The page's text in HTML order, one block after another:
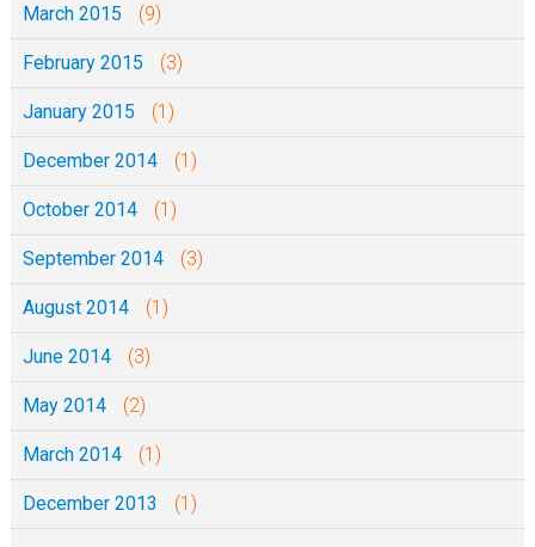
March 2015 (9)
February 2015 (3)
January 2015 (1)
December 2014 (1)
October 2014 (1)
September 2014 (3)
August 2014 (1)
June 2014 (3)
May 2014 (2)
March 2014 (1)
December 2013 (1)